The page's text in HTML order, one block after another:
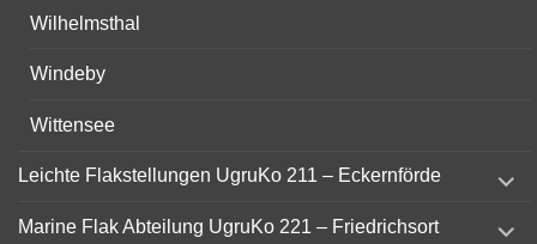
Wilhelmsthal
Windeby
Wittensee
Leichte Flakstellungen UgruKo 211 – Eckernförde
child
Marine Flak Abteilung UgruKo 221 – Friedrichsort
child